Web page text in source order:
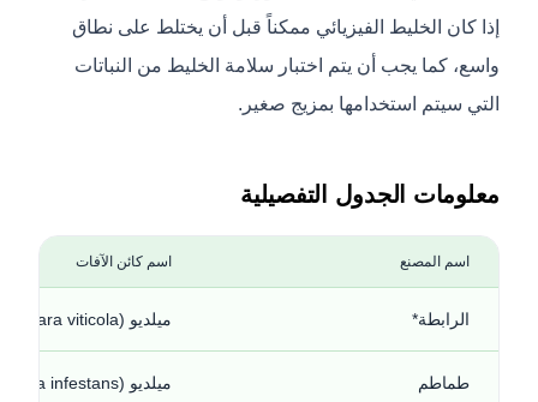
إذا كان الخليط الفيزيائي ممكناً قبل أن يختلط على نطاق
واسع، كما يجب أن يتم اختبار سلامة الخليط من النباتات
التي سيتم استخدامها بمزيج صغير.
معلومات الجدول التفصيلية
اسم المصنع اسم كائن الآفات
الرابطة* ميلديو (Plasmopara viticola)
طماطم ميلديو (Phytophthora infestans)